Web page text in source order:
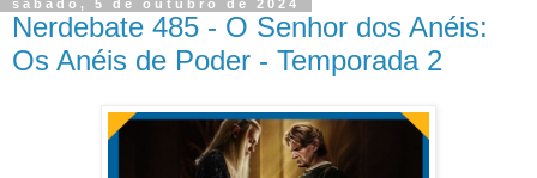
sábado, 5 de outubro de 2024
Nerdebate 485 - O Senhor dos Anéis:
Os Anéis de Poder - Temporada 2